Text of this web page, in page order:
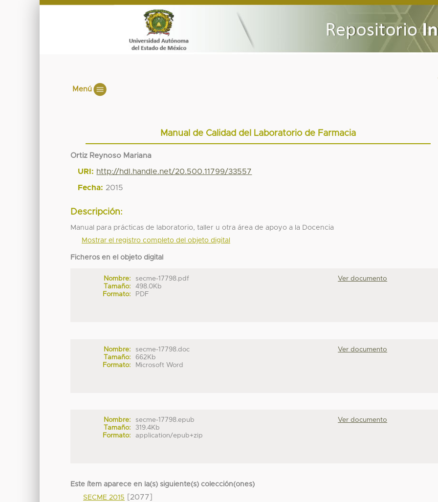
Menú
Manual de Calidad del Laboratorio de Farmacia
Ortiz Reynoso Mariana
URI: http://hdl.handle.net/20.500.11799/33557
Fecha: 2015
Descripción:
Manual para prácticas de laboratorio, taller u otra área de apoyo a la Docencia
Mostrar el registro completo del objeto digital
Ficheros en el objeto digital
Nombre:
secme-17798.pdf
Tamaño:
498.0Kb
Formato:
PDF
Ver documento
Nombre:
secme-17798.doc
Tamaño:
662Kb
Formato:
Microsoft Word
Ver documento
Nombre:
secme-17798.epub
Tamaño:
319.4Kb
Formato:
application/epub+zip
Ver documento
Este ítem aparece en la(s) siguiente(s) colección(ones)
SECME 2015
[2077]